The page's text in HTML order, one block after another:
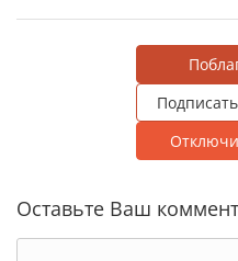
Оставьте Ваш